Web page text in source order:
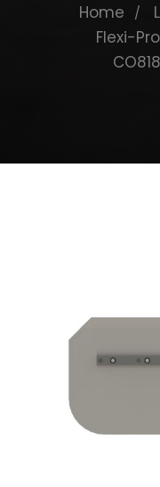
Home
Flexi-